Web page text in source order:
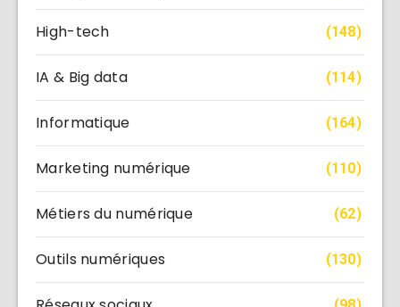
High-tech (148)
IA & Big data (114)
Informatique (164)
Marketing numérique (110)
Métiers du numérique (62)
Outils numériques (130)